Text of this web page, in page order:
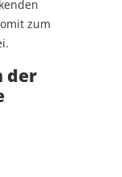
zum
der